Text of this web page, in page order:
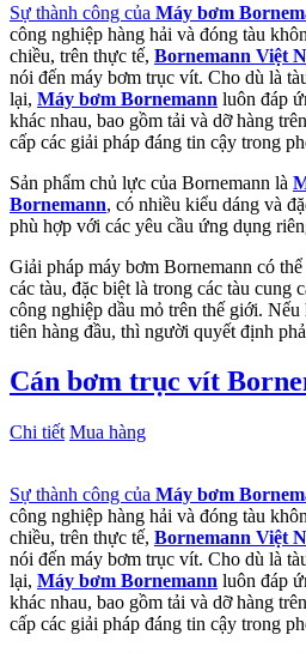
Sự thành công của Máy bơm
công nghiệp hàng hải và đóng tàu
chiều, trên thực tế, Bornemann Việt
nói đến máy bơm trục vít. Cho dù là
lại, Máy bơm Bornemann luôn đáp
khác nhau, bao gồm tải và dỡ hàng
cấp các giải pháp đáng tin cậy trong
Sản phẩm chủ lực của Bornemann là
Bornemann, có nhiều kiểu dáng và
phù hợp với các yêu cầu ứng dụng
Giải pháp máy bơm Bornemann có
các tàu, đặc biệt là trong các tàu cung
công nghiệp dầu mỏ trên thế giới.
tiên hàng đầu, thì người quyết định
Cán bơm trục vít
Chi tiết Mua hàng
Sự thành công của Máy bơm
công nghiệp hàng hải và đóng tàu
chiều, trên thực tế, Bornemann Việt
nói đến máy bơm trục vít. Cho dù là
lại, Máy bơm Bornemann luôn đáp
khác nhau, bao gồm tải và dỡ hàng
cấp các giải pháp đáng tin cậy trong